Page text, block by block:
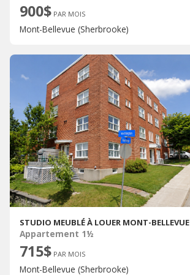
900$ PAR MOIS
Mont-Bellevue (Sherbrooke)
STUDIO MEUBLÉ À LOUER MONT-BELLEVUE
Appartement 1½
715$ PAR MOIS
Mont-Bellevue (Sherbrooke)